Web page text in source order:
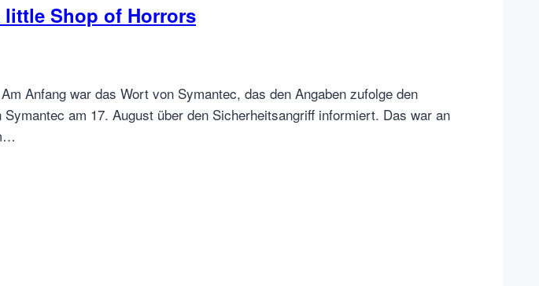
little Shop of Horrors
Anfang war das Wort von Symantec, das den Angaben zufolge den
am 17. August über den Sicherheitsangriff informiert. Das war an